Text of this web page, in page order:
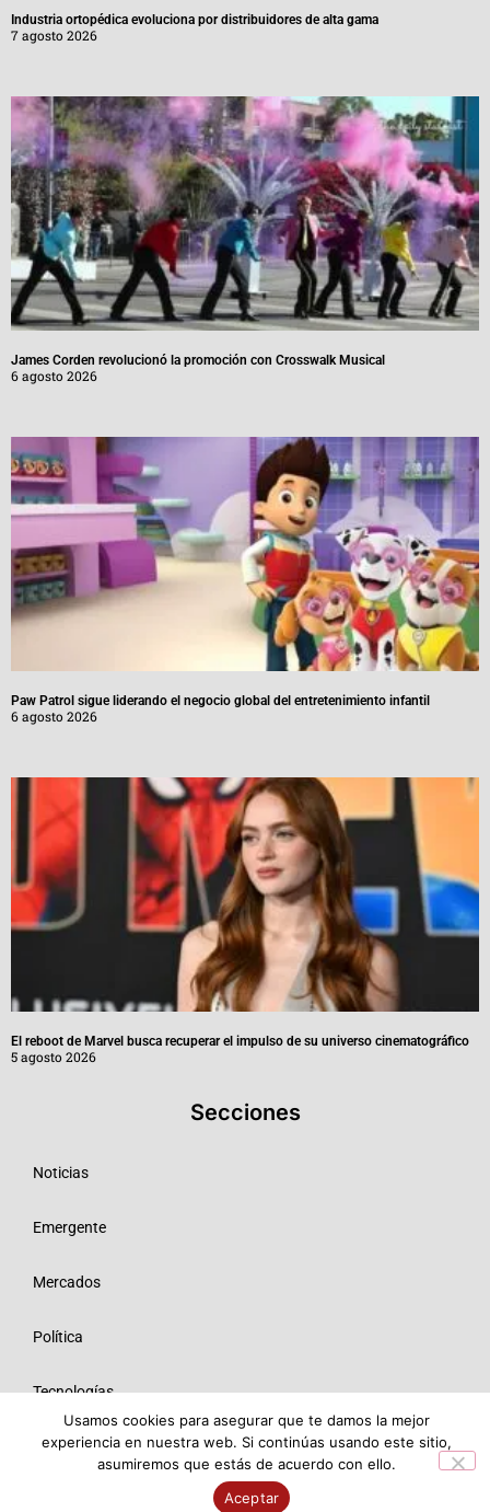
Industria ortopédica evoluciona por distribuidores de alta gama
7 agosto 2026
James Corden revolucionó la promoción con Crosswalk Musical
6 agosto 2026
Paw Patrol sigue liderando el negocio global del entretenimiento infantil
6 agosto 2026
El reboot de Marvel busca recuperar el impulso de su universo cinematográfico
5 agosto 2026
Secciones
Noticias
Emergente
Mercados
Política
Tecnologías
Opinión
© 2026 Todos los derechos reservados ME SRL.
Usamos cookies para asegurar que te damos la mejor
experiencia en nuestra web. Si continúas usando este sitio,
asumiremos que estás de acuerdo con ello.
Aceptar